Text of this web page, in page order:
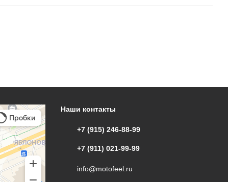
Наши контакты
+7 (915) 246-88-99
+7 (911) 021-99-99
info@motofeel.ru